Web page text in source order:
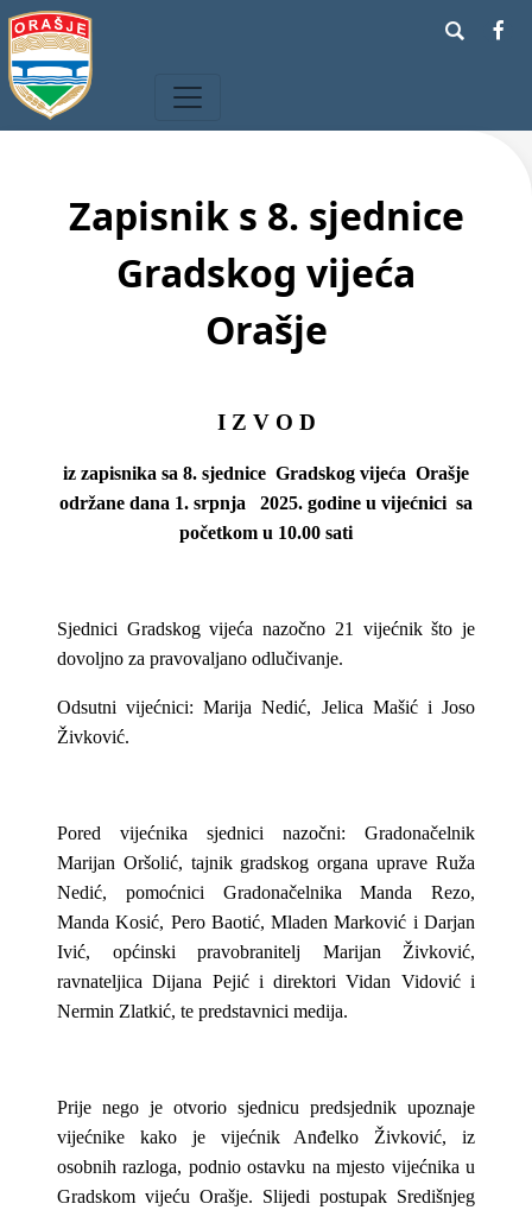
Zapisnik s 8. sjednice
Gradskog vijeća
Orašje
I Z V O D
iz zapisnika sa 8. sjednice Gradskog vijeća Orašje
održane dana 1. srpnja 2025. godine u vijećnici sa
početkom u 10.00 sati
Sjednici Gradskog vijeća nazočno 21 vijećnik što je
dovoljno za pravovaljano odlučivanje.
Odsutni vijećnici: Marija Nedić, Jelica Mašić i Joso
Živković.
Pored vijećnika sjednici nazočni: Gradonačelnik
Marijan Oršolić, tajnik gradskog organa uprave Ruža
Nedić, pomoćnici Gradonačelnika Manda Rezo,
Manda Kosić, Pero Baotić, Mladen Marković i Darjan
Ivić, općinski pravobranitelj Marijan Živković,
ravnateljica Dijana Pejić i direktori Vidan Vidović i
Nermin Zlatkić, te predstavnici medija.
Prije nego je otvorio sjednicu predsjednik upoznaje
vijećnike kako je vijećnik Anđelko Živković, iz
osobnih razloga, podnio ostavku na mjesto vijećnika u
Gradskom vijeću Orašje. Slijedi postupak Središnjeg